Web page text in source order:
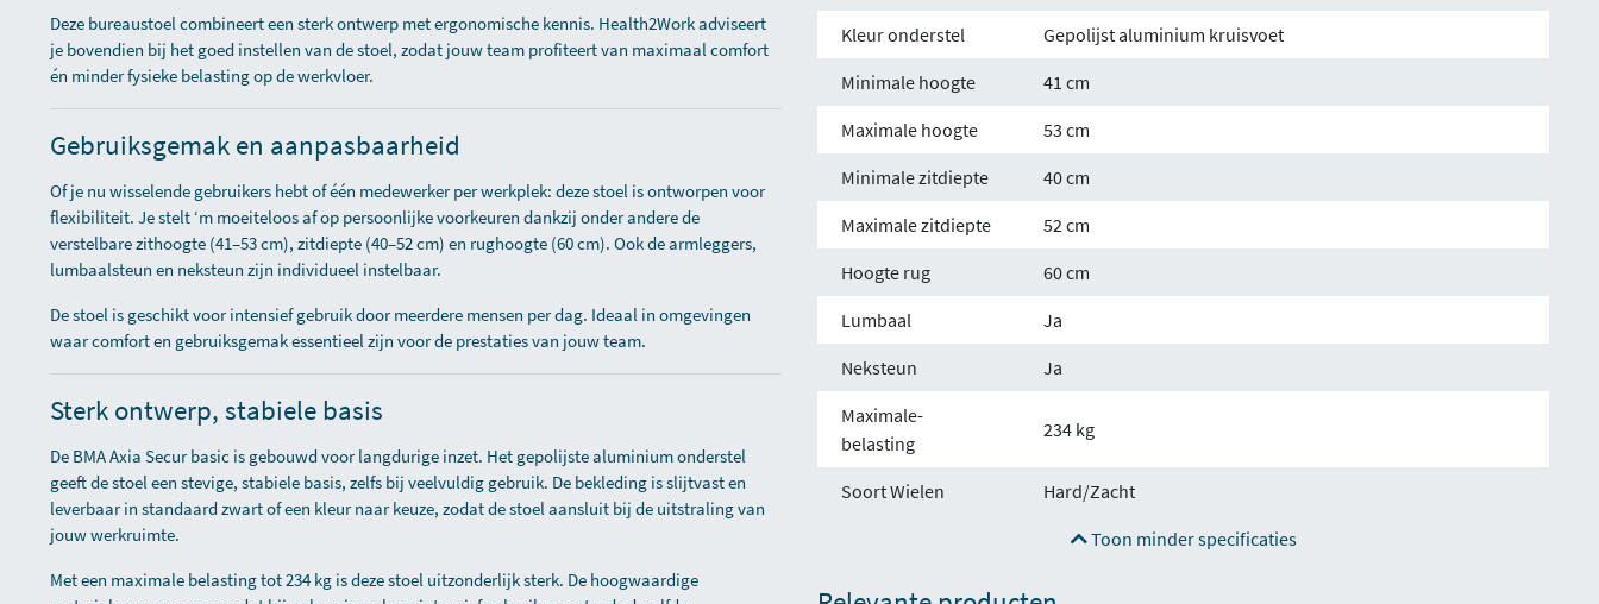
Deze bureaustoel combineert een sterk ontwerp met ergonomische kennis. Health2Work adviseert
je bovendien bij het goed instellen van de stoel, zodat jouw team profiteert van maximaal comfort
én minder fysieke belasting op de werkvloer.
Gebruiksgemak en aanpasbaarheid
Of je nu wisselende gebruikers hebt of één medewerker per werkplek: deze stoel is ontworpen voor
flexibiliteit. Je stelt ‘m moeiteloos af op persoonlijke voorkeuren dankzij onder andere de
verstelbare zithoogte (41–53 cm), zitdiepte (40–52 cm) en rughoogte (60 cm). Ook de armleggers,
lumbaalsteun en neksteun zijn individueel instelbaar.
De stoel is geschikt voor intensief gebruik door meerdere mensen per dag. Ideaal in omgevingen
waar comfort en gebruiksgemak essentieel zijn voor de prestaties van jouw team.
Sterk ontwerp, stabiele basis
De BMA Axia Secur basic is gebouwd voor langdurige inzet. Het gepolijste aluminium onderstel
geeft de stoel een stevige, stabiele basis, zelfs bij veelvuldig gebruik. De bekleding is slijtvast en
leverbaar in standaard zwart of een kleur naar keuze, zodat de stoel aansluit bij de uitstraling van
jouw werkruimte.
Met een maximale belasting tot 234 kg is deze stoel uitzonderlijk sterk. De hoogwaardige
Kleur onderstel
Gepolijst aluminium kruisvoet
Minimale hoogte
41 cm
Maximale hoogte
53 cm
Minimale zitdiepte
40 cm
Maximale zitdiepte
52 cm
Hoogte rug
60 cm
Lumbaal
Ja
Neksteun
Ja
Maximale-
belasting
234 kg
Soort Wielen
Hard/Zacht
Toon minder specificaties